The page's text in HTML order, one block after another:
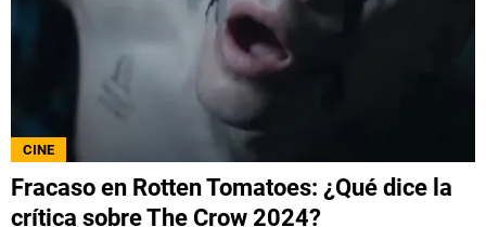
CINE
Fracaso en Rotten Tomatoes: ¿Qué dice la
crítica sobre The Crow 2024?